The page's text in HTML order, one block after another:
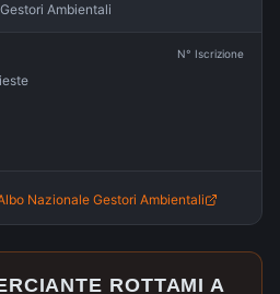
Ambientali
N° Iscrizione
Nazionale Gestori Ambientali
ROTTAMI A